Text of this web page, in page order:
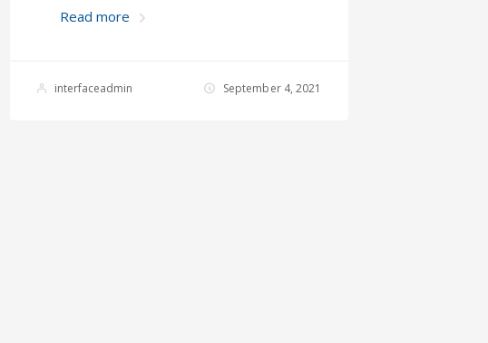
Read more
interfaceadmin September 4, 2021